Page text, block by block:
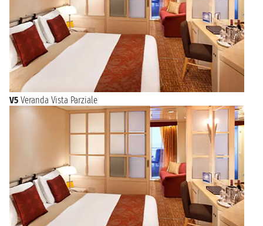
V5 Veranda Vista Parziale